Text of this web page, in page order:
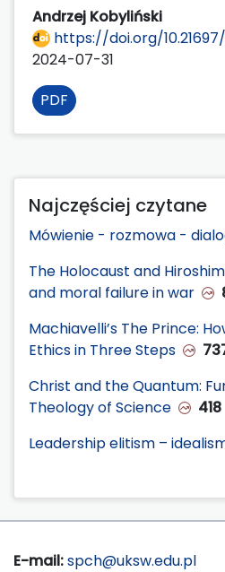
Andrzej Kobyliński
https://doi.org/10.21697/
2024-07-31
PDF
Najczęściej czytane
Mówienie - rozmowa -
The Holocaust and
and moral failure in war
Machiavelli’s The Prince:
Ethics in Three Steps
Christ and the Quantum:
Theology of Science
418
Leadership elitism –
E-mail:spch@uksw.edu.pl